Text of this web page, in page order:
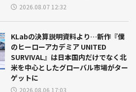
2026.08.07 12:32
KLabの決算説明資料より…新作『僕
のヒーローアカデミア UNITED
SURVIVAL』は日本国内だけでなく北
米を中心としたグローバル市場がター
ゲットに
2026.08.06 17:03